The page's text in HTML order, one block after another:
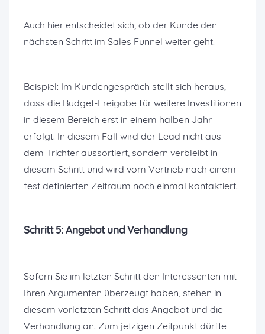
Auch hier entscheidet sich, ob der Kunde den
nächsten Schritt im Sales Funnel weiter geht.
Beispiel: Im Kundengespräch stellt sich heraus,
dass die Budget-Freigabe für weitere Investitionen
in diesem Bereich erst in einem halben Jahr
erfolgt. In diesem Fall wird der Lead nicht aus
dem Trichter aussortiert, sondern verbleibt in
diesem Schritt und wird vom Vertrieb nach einem
fest definierten Zeitraum noch einmal kontaktiert.
Schritt 5: Angebot und Verhandlung
Sofern Sie im letzten Schritt den Interessenten mit
Ihren Argumenten überzeugt haben, stehen in
diesem vorletzten Schritt das Angebot und die
Verhandlung an. Zum jetzigen Zeitpunkt dürfte